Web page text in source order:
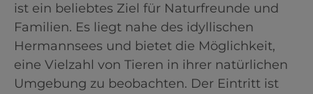
ist ein beliebtes Ziel für Naturfreunde und
Familien. Es liegt nahe des idyllischen
Hermannsees und bietet die Möglichkeit,
eine Vielzahl von Tieren in ihrer natürlichen
Umgebung zu beobachten. Der Eintritt ist